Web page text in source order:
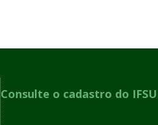
Consulte o cadastro do